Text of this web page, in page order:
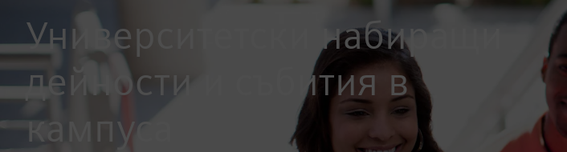
Университетски набиращи
дейности и събития в
кампуса